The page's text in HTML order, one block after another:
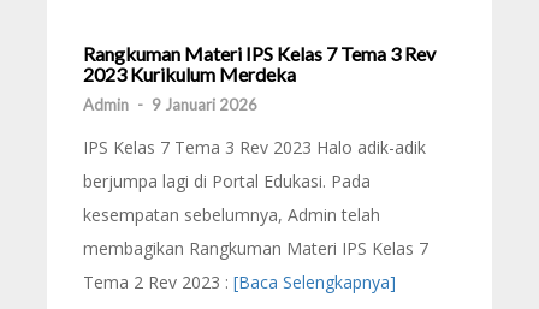
Rangkuman Materi IPS Kelas 7 Tema 3 Rev
2023 Kurikulum Merdeka
Admin - 9 Januari 2026
IPS Kelas 7 Tema 3 Rev 2023 Halo adik-adik
berjumpa lagi di Portal Edukasi. Pada
kesempatan sebelumnya, Admin telah
membagikan Rangkuman Materi IPS Kelas 7
Tema 2 Rev 2023 : [Baca Selengkapnya]